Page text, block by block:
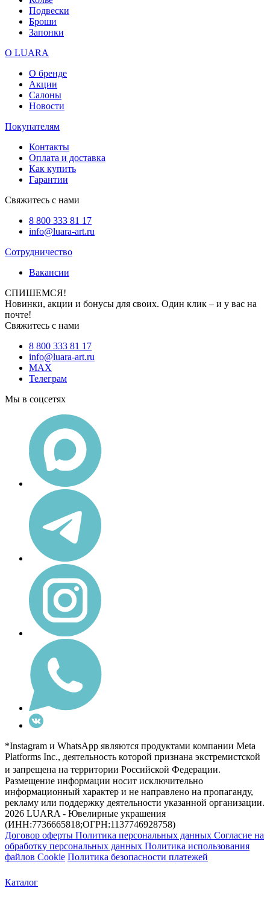
Подвески
Броши
Запонки
О LUARA
О бренде
Акции
Салоны
Новости
Покупателям
Контакты
Оплата и доставка
Как купить
Гарантии
Свяжитесь с нами
8 800 333 81 17
info@luara-art.ru
Сотрудничество
Вакансии
СПИШЕМСЯ!
Новинки, акции и бонусы для своих. Один клик – и у вас на
почте!
Свяжитесь с нами
8 800 333 81 17
info@luara-art.ru
MAX
Телеграм
Мы в соцсетях
*Instagram и WhatsApp являются продуктами компании Meta
Platforms Inc., деятельность которой признана экстремистской
и запрещена на территории Российской Федерации.
Размещение информации носит исключительно
информационный характер и не направлено на пропаганду,
рекламу или поддержку деятельности указанной организации.
2026 LUARA - Ювелирные украшения
(ИНН:7736665818;ОГРН:1137746928758)
Договор оферты Политика персональных данных Согласие на
обработку персональных данных Политика использования
файлов Cookie Политика безопасности платежей
Каталог